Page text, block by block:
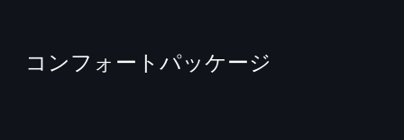
コンフォートパッケージ